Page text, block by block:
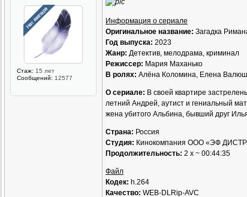
Стаж: 15 лет
Сообщений: 12577
Информация о сериале
Оригинальное название: Загадка
Год выпуска: 2023
Жанр: Детектив, мелодрама, криминал
Режиссер: Мария Маханько
В ролях: Алёна Коломина, Елена
О сериале: В своей квартире
летний Андрей, аутист и гениальный
жена убитого Альбина, бывший друг
Страна: Россия
Студия: Кинокомпания ООО «ЭФ
Продолжительность: 2 х ~ 00:44:35
Файл
Кодек: h.264
Качество: WEB-DLRip-AVC